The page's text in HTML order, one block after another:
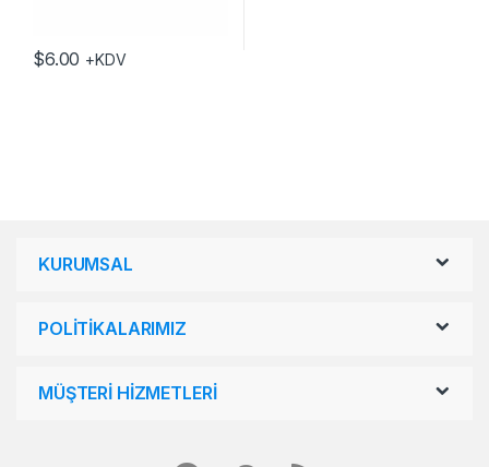
$6.00 +KDV
KURUMSAL
POLİTİKALARIMIZ
MÜŞTERİ HİZMETLERİ